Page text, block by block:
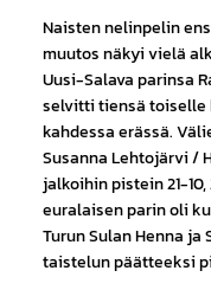
Naisten nelinpelin
muutos näkyi vielä
Uusi-Salava parinsa
selvitti tiensä toiselle
kahdessa erässä.
Susanna Lehtojärvi /
jalkoihin pistein 21-
euralaisen parin oli
Turun Sulan Henna
taistelun päätteeksi